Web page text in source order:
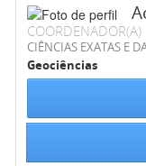
COORDENADOR(A)
CIÊNCIAS EXATAS E
Geociências